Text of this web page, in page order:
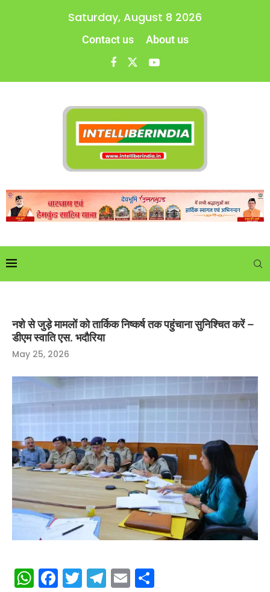
Saturday, August 8 2026
Contact us About us
नशे से जुड़े मामलों को तार्किक निष्कर्ष तक पहुंचाना सुनिश्चित करें –
डीएम स्वाति एस. भदौरिया
May 25, 2026
WhatsApp
Facebook
Twitter
Telegram
Email